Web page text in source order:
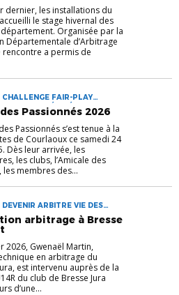
dernier, les installations du
le stage hivernal des
Organisée par la
Départementale d’Arbitrage
rencontre a permis de
FAIR-PLAY
PASSIONNÉS MÉDAILLE
Passionnés 2026
Passionnés s’est tenue à la
de Courlaoux ce samedi 24
Dès leur arrivée, les
les clubs, l’Amicale des
les membres des...
ARBITRE VIE DES
arbitrage à Bresse
2026, Gwenaël Martin,
en arbitrage du
est intervenu auprès de la
du club de Bresse Jura
d’une...